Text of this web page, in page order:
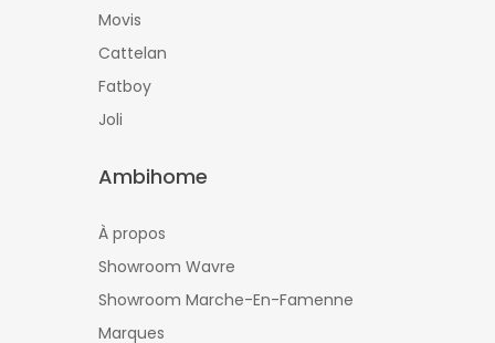
Movis
Cattelan
Fatboy
Joli
Ambihome
À propos
Showroom Wavre
Showroom Marche-En-Famenne
Marques